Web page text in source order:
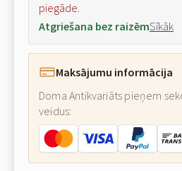
piegāde.
Atgriešana bez raizēmSīkāk
Maksājumu informācija
Doma Antikvariāts pieņem
veidus: